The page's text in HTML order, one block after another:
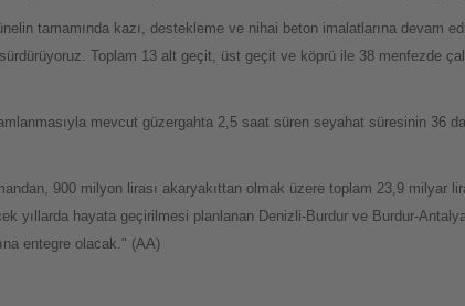
tamamında kazı, destekleme ve nihai beton imalatlarına devam
Toplam 13 alt geçit, üst geçit ve köprü ile 38 menfezde
mevcut güzergahta 2,5 saat süren seyahat süresinin 36
900 milyon lirası akaryakıttan olmak üzere toplam 23,9 milyar
yıllarda hayata geçirilmesi planlanan Denizli-Burdur ve Burdur-
entegre olacak." (AA)